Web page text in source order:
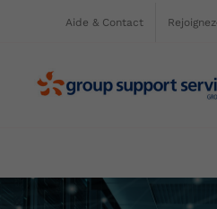
contenu
Aide & Contact